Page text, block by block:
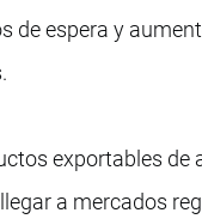
de espera y
exportables de
a mercados